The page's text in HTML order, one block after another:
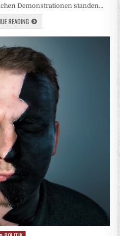
Demonstrationen standen…
READING